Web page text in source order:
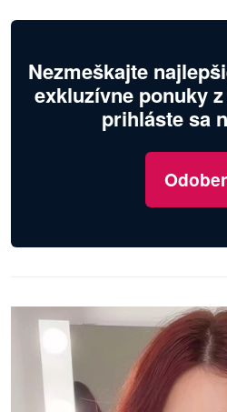
Nezmeškajte
exkluzívne ponuky
prihláste sa